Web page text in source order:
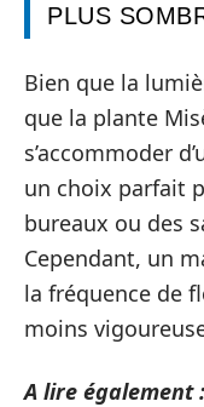
PLUS
Bien que la
que la plante
s’accommoder
un choix parfait
bureaux ou des
Cependant, un
la fréquence de
moins
A lire également :